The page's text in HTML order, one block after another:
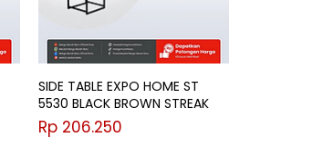
SIDE TABLE EXPO HOME ST
5530 BLACK BROWN STREAK
Harga
Rp 206.250